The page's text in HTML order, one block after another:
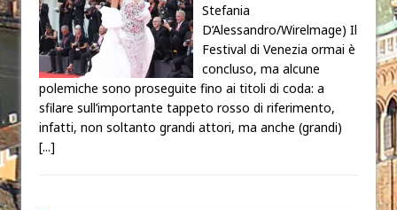
Stefania
D’Alessandro/Wirelmage) Il
Festival di Venezia ormai è
concluso, ma alcune
polemiche sono proseguite fino ai titoli di coda: a
sfilare sull’importante tappeto rosso di riferimento,
infatti, non soltanto grandi attori, ma anche (grandi)
[...]